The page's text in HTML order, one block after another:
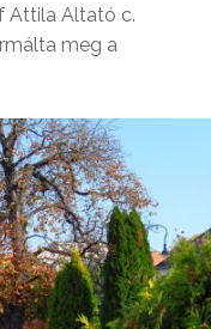
Attila Altató c.
meg a